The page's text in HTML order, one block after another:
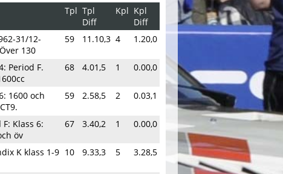
Tpl Tpl
Diff
Kpl Kpl
Diff
31/12-
130
59 11.10,3 4 1.20,0
Period F.
68 4.01,5 1 0.00,0
1600 och
59 2.58,5 2 0.03,1
F: Klass 6:
öv
67 3.40,2 1 0.00,0
K klass 1-9 10 9.33,3 5 3.28,5